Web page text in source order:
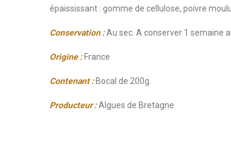
épaississant : gomme de cellulose, poivre
Conservation :Au sec. A conserver 1 semaine
Origine :France
Contenant :Bocal de 200g.
Producteur:Algues de Bretagne